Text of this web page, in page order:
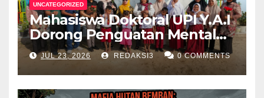
UNCATEGORIZED
Mahasiswa Doktoral UPI Y.A.I
Dorong Penguatan Mental
Keluarga Anak
Berkebutuhan Khusus di
Palembang
JUL 23, 2026 REDAKSI3 0 COMMENTS